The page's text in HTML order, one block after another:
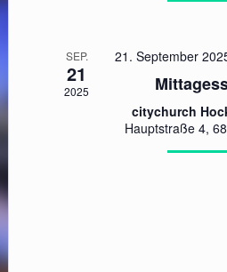
SEP.
21
2025
21. September
citychurch
Hauptstraße 4,